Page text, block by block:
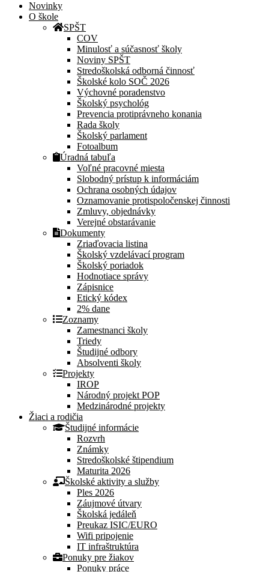
Novinky
O škole
SPŠT
COV
Minulosť a súčasnosť školy
Noviny SPŠT
Stredoškolská odborná činnosť
Školské kolo SOČ 2026
Výchovné poradenstvo
Školský psychológ
Prevencia protiprávneho konania
Rada školy
Školský parlament
Fotoalbum
Úradná tabuľa
Voľné pracovné miesta
Slobodný prístup k informáciám
Ochrana osobných údajov
Oznamovanie protispoločenskej činnosti
Zmluvy, objednávky
Verejné obstarávanie
Dokumenty
Zriaďovacia listina
Školský vzdelávací program
Školský poriadok
Hodnotiace správy
Zápisnice
Etický kódex
2% dane
Zoznamy
Zamestnanci školy
Triedy
Študijné odbory
Absolventi školy
Projekty
IROP
Národný projekt POP
Medzinárodné projekty
Žiaci a rodičia
Študijné informácie
Rozvrh
Známky
Stredoškolské štipendium
Maturita 2026
Školské aktivity a služby
Ples 2026
Záujmové útvary
Školská jedáleň
Preukaz ISIC/EURO
Wifi pripojenie
IT infraštruktúra
Ponuky pre žiakov
Ponuky práce